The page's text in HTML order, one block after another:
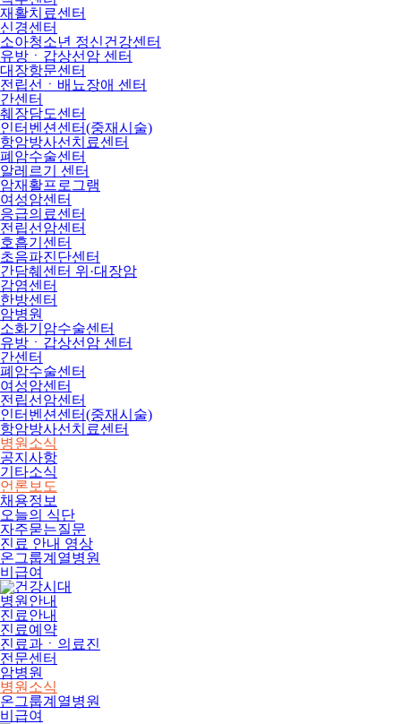
재활치료센터
신경센터
소아청소년 정신건강센터
유방ㆍ갑상선암 센터
대장항문센터
전립선ㆍ배뇨장애 센터
간센터
췌장담도센터
인터벤션센터(중재시술)
항암방사선치료센터
폐암수술센터
알레르기 센터
암재활프로그램
여성암센터
응급의료센터
전립선암센터
호흡기센터
초음파진단센터
간담췌센터 위·대장암
감염센터
한방센터
암병원
소화기암수술센터
유방ㆍ갑상선암 센터
간센터
폐암수술센터
여성암센터
전립선암센터
인터벤션센터(중재시술)
항암방사선치료센터
병원소식
공지사항
기타소식
언론보도
채용정보
오늘의 식단
자주묻는질문
진료 안내 영상
온그룹계열병원
비급여
병원안내
진료안내
진료예약
진료과ㆍ의료진
전문센터
암병원
병원소식
온그룹계열병원
비급여